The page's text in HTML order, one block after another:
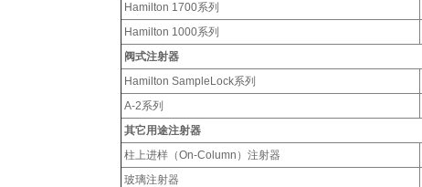
Hamilton 1700系列
Hamilton 1000系列
阀式注射器
Hamilton SampleLock系列
A-2系列
其它用途注射器
柱上进样（On-Column）注射器
玻璃注射器